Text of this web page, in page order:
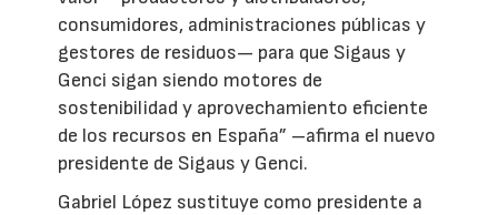
consumidores, administraciones públicas y
gestores de residuos— para que Sigaus y
Genci sigan siendo motores de
sostenibilidad y aprovechamiento eficiente
de los recursos en España” –afirma el nuevo
presidente de Sigaus y Genci.
Gabriel López sustituye como presidente a